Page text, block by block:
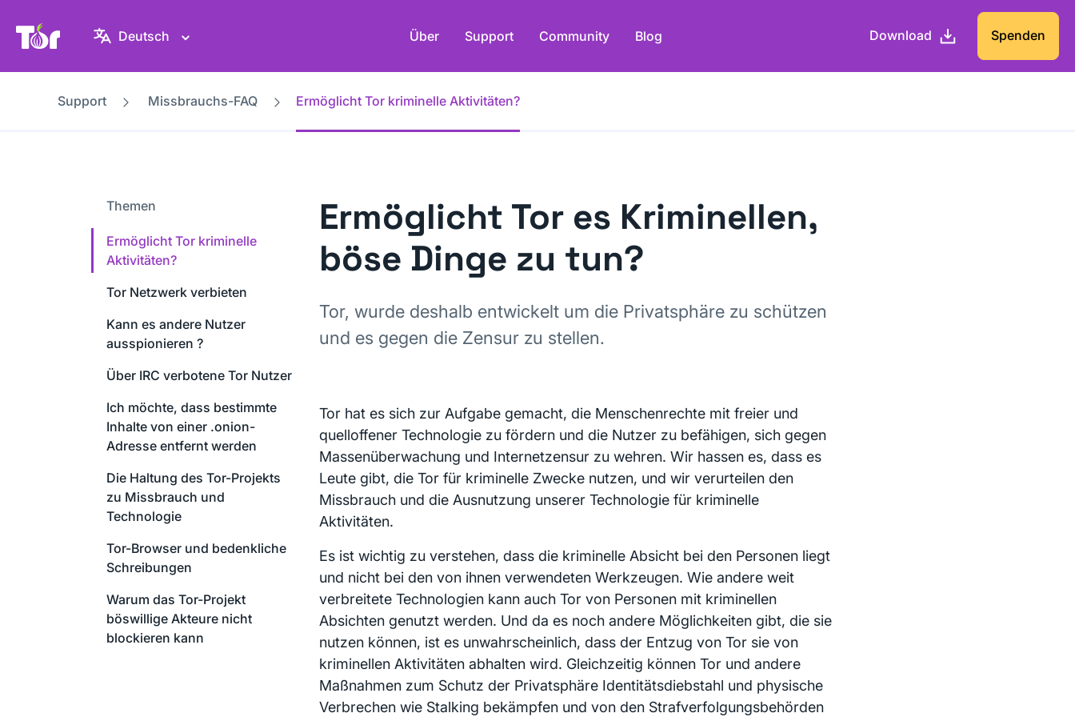
Tor-Projekt Webseite
Deutsch Über Support Community Blog Download Spenden
Support Missbrauchs-FAQ Ermöglicht Tor kriminelle Aktivitäten?
Themen
Ermöglicht Tor kriminelle
Aktivitäten?
Tor Netzwerk verbieten
Kann es andere Nutzer
ausspionieren ?
Über IRC verbotene Tor Nutzer
Ich möchte, dass bestimmte
Inhalte von einer .onion-
Adresse entfernt werden
Die Haltung des Tor-Projekts
zu Missbrauch und
Technologie
Tor-Browser und bedenkliche
Schreibungen
Warum das Tor-Projekt
böswillige Akteure nicht
blockieren kann
Ermöglicht Tor es Kriminellen,
böse Dinge zu tun?
Tor, wurde deshalb entwickelt um die Privatsphäre zu schützen
und es gegen die Zensur zu stellen.
Tor hat es sich zur Aufgabe gemacht, die Menschenrechte mit freier und
quelloffener Technologie zu fördern und die Nutzer zu befähigen, sich gegen
Massenüberwachung und Internetzensur zu wehren. Wir hassen es, dass es
Leute gibt, die Tor für kriminelle Zwecke nutzen, und wir verurteilen den
Missbrauch und die Ausnutzung unserer Technologie für kriminelle
Aktivitäten.
Es ist wichtig zu verstehen, dass die kriminelle Absicht bei den Personen liegt
und nicht bei den von ihnen verwendeten Werkzeugen. Wie andere weit
verbreitete Technologien kann auch Tor von Personen mit kriminellen
Absichten genutzt werden. Und da es noch andere Möglichkeiten gibt, die sie
nutzen können, ist es unwahrscheinlich, dass der Entzug von Tor sie von
kriminellen Aktivitäten abhalten wird. Gleichzeitig können Tor und andere
Maßnahmen zum Schutz der Privatsphäre Identitätsdiebstahl und physische
Verbrechen wie Stalking bekämpfen und von den Strafverfolgungsbehörden